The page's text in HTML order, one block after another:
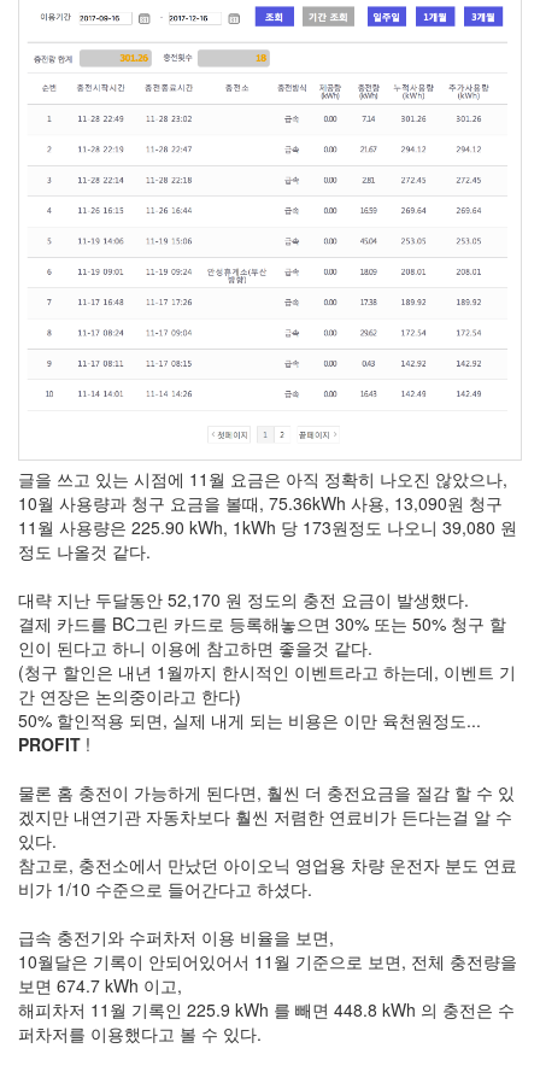
글을 쓰고 있는 시점에 11월 요금은 아직 정확히 나오진 않았으나,
10월 사용량과 청구 요금을 볼때, 75.36kWh 사용, 13,090원 청구
11월 사용량은 225.90 kWh, 1kWh 당 173원정도 나오니 39,080 원
정도 나올것 같다.
대략 지난 두달동안 52,170 원 정도의 충전 요금이 발생했다.
결제 카드를 BC그린 카드로 등록해놓으면 30% 또는 50% 청구 할
인이 된다고 하니 이용에 참고하면 좋을것 같다.
(청구 할인은 내년 1월까지 한시적인 이벤트라고 하는데, 이벤트 기
간 연장은 논의중이라고 한다)
50% 할인적용 되면, 실제 내게 되는 비용은 이만 육천원정도...
PROFIT !
물론 홈 충전이 가능하게 된다면, 훨씬 더 충전요금을 절감 할 수 있
겠지만 내연기관 자동차보다 훨씬 저렴한 연료비가 든다는걸 알 수
있다.
참고로, 충전소에서 만났던 아이오닉 영업용 차량 운전자 분도 연료
비가 1/10 수준으로 들어간다고 하셨다.
급속 충전기와 수퍼차저 이용 비율을 보면,
10월달은 기록이 안되어있어서 11월 기준으로 보면, 전체 충전량을
보면 674.7 kWh 이고,
해피차저 11월 기록인 225.9 kWh 를 빼면 448.8 kWh 의 충전은 수
퍼차저를 이용했다고 볼 수 있다.